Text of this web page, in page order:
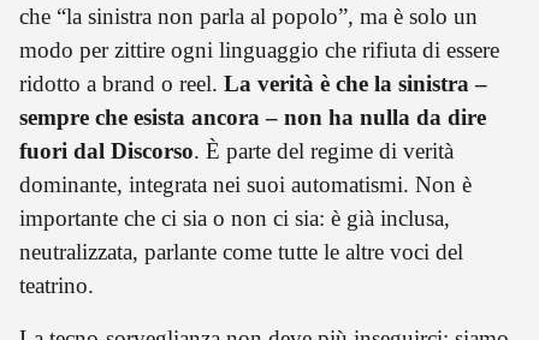
che “la sinistra non parla al popolo”, ma è solo un
modo per zittire ogni linguaggio che rifiuta di essere
ridotto a brand o reel. La verità è che la sinistra –
sempre che esista ancora – non ha nulla da dire
fuori dal Discorso. È parte del regime di verità
dominante, integrata nei suoi automatismi. Non è
importante che ci sia o non ci sia: è già inclusa,
neutralizzata, parlante come tutte le altre voci del
teatrino.